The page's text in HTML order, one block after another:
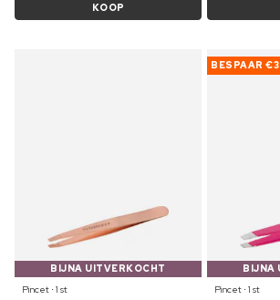
KOOP
BIJNA UITVERKOCHT
Pincet ⋅ 1 st
BESPAAR €3
BIJNA
Pincet ⋅ 1 st